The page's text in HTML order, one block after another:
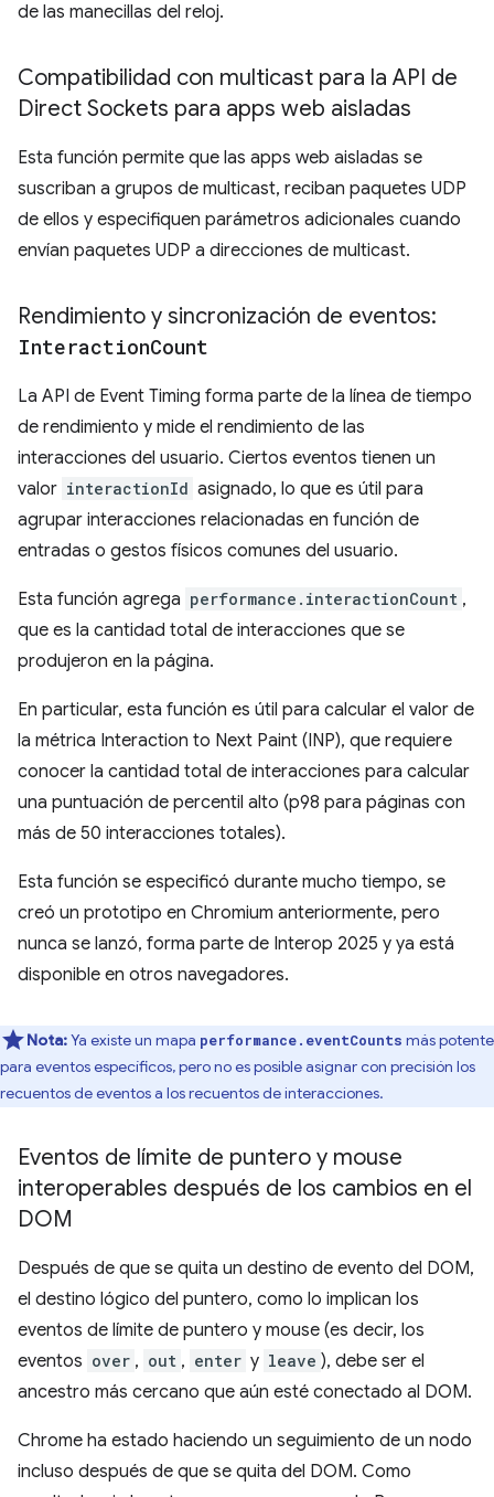
de las manecillas del reloj.
Compatibilidad con multicast para la API de
Direct Sockets para apps web aisladas
Esta función permite que las apps web aisladas se
suscriban a grupos de multicast, reciban paquetes UDP
de ellos y especifiquen parámetros adicionales cuando
envían paquetes UDP a direcciones de multicast.
Rendimiento y sincronización de eventos:
InteractionCount
La API de Event Timing forma parte de la línea de tiempo
de rendimiento y mide el rendimiento de las
interacciones del usuario. Ciertos eventos tienen un
valor interactionId asignado, lo que es útil para
agrupar interacciones relacionadas en función de
entradas o gestos físicos comunes del usuario.
Esta función agrega performance.interactionCount ,
que es la cantidad total de interacciones que se
produjeron en la página.
En particular, esta función es útil para calcular el valor de
la métrica Interaction to Next Paint (INP), que requiere
conocer la cantidad total de interacciones para calcular
una puntuación de percentil alto (p98 para páginas con
más de 50 interacciones totales).
Esta función se especificó durante mucho tiempo, se
creó un prototipo en Chromium anteriormente, pero
nunca se lanzó, forma parte de Interop 2025 y ya está
disponible en otros navegadores.
Nota:Ya existe un mapa performance.eventCounts más potente
para eventos específicos, pero no es posible asignar con precisión los
recuentos de eventos a los recuentos de interacciones.
Eventos de límite de puntero y mouse
interoperables después de los cambios en el
DOM
Después de que se quita un destino de evento del DOM,
el destino lógico del puntero, como lo implican los
eventos de límite de puntero y mouse (es decir, los
eventos over , out , enter y leave ), debe ser el
ancestro más cercano que aún esté conectado al DOM.
Chrome ha estado haciendo un seguimiento de un nodo
incluso después de que se quita del DOM. Como